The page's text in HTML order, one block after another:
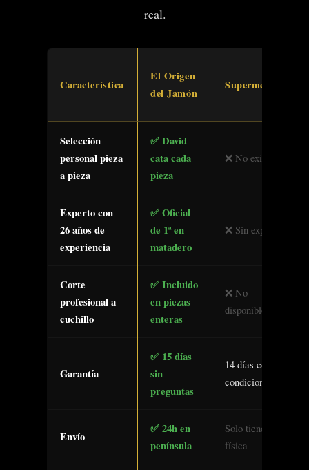
real.
Característica
El Origen
del Jamón
Supermercado
Selección
personal pieza
a pieza
✅ David
cata cada
pieza
❌ No existe
Experto con
26 años de
experiencia
✅ Oficial
de 1ª en
matadero
❌ Sin experto
Corte
profesional a
cuchillo
✅ Incluido
en piezas
enteras
❌ No
disponible
Garantía
✅ 15 días
sin
preguntas
14 días con
condiciones
Envío
✅ 24h en
península
Solo tienda
física